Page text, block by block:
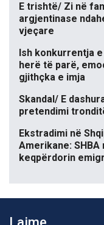
E trishtë/ Zi në
argjentinase
vjeçare
Ish konkurrentja e
herë të parë,
gjithçka e imja
Skandal/ E
pretendimi
Ekstradimi në
Amerikane:
keqpërdorin